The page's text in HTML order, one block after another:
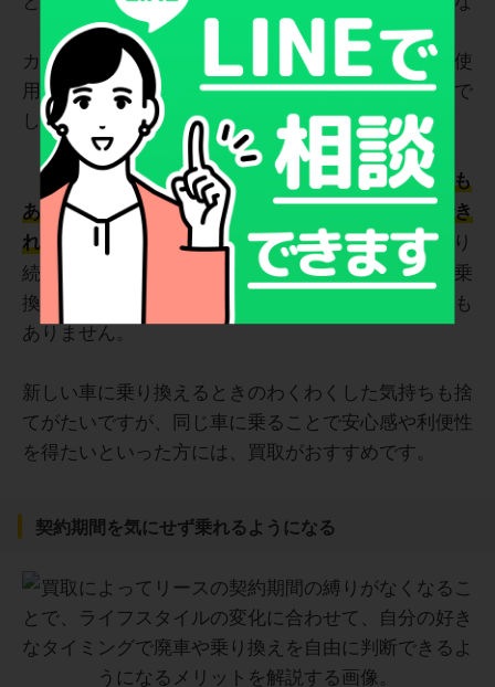
カーリースは年単位で契約するのが一般的なため、使
用しているうちにリース車に愛着がわくこともあるで
しょう。
愛着がわくのはリース車に乗り慣れているからでも
あり、買取をして契約満了後も乗り続けることができ
れば、どこへ行くのにも安心
できます。また、乗り
続けたいのに手放さなければならないストレスや、乗
換えに伴う手続きなどのわずらわしさを感じることも
ありません。
新しい車に乗り換えるときのわくわくした気持ちも捨
てがたいですが、同じ車に乗ることで安心感や利便性
を得たいといった方には、買取がおすすめです。
契約期間を気にせず乗れるようになる